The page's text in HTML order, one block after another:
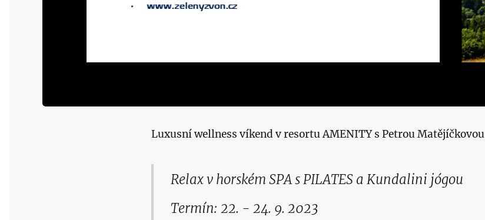
Luxusní wellness víkend v resortu AMENITY s Petrou Matějíčkovou
Relax v horském SPA s PILATES a Kundalini jógou
Termín: 22. - 24. 9. 2023